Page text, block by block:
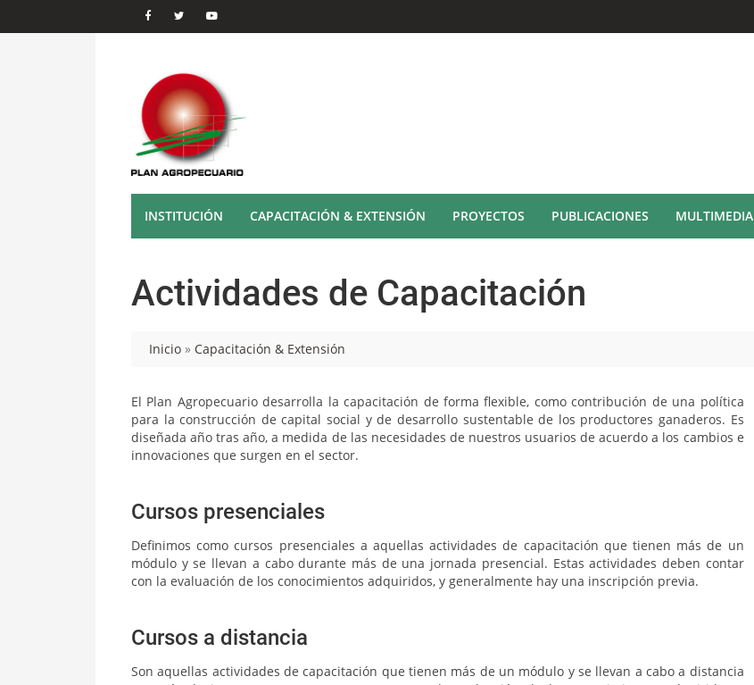
INSTITUCIÓN CAPACITACIÓN & EXTENSIÓN PROYECTOS PUBLICACIONES MULTIMEDIA
Actividades de Capacitación
Inicio » Capacitación & Extensión
El Plan Agropecuario desarrolla la capacitación de forma flexible, como contribución de una política
para la construcción de capital social y de desarrollo sustentable de los productores ganaderos. Es
diseñada año tras año, a medida de las necesidades de nuestros usuarios de acuerdo a los cambios e
innovaciones que surgen en el sector.
Cursos presenciales
Definimos como cursos presenciales a aquellas actividades de capacitación que tienen más de un
módulo y se llevan a cabo durante más de una jornada presencial. Estas actividades deben contar
con la evaluación de los conocimientos adquiridos, y generalmente hay una inscripción previa.
Cursos a distancia
Son aquellas actividades de capacitación que tienen más de un módulo y se llevan a cabo a distancia